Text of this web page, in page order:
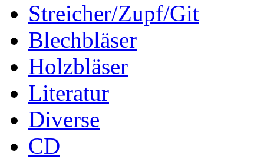
Streicher/Zupf/Git
Blechbläser
Holzbläser
Literatur
Diverse
CD